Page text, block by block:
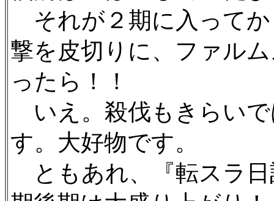
それが２期に入って
撃を皮切りに、ファル
ったら！！
いえ。殺伐もきらい
す。大好物です。
ともあれ、『転スラ